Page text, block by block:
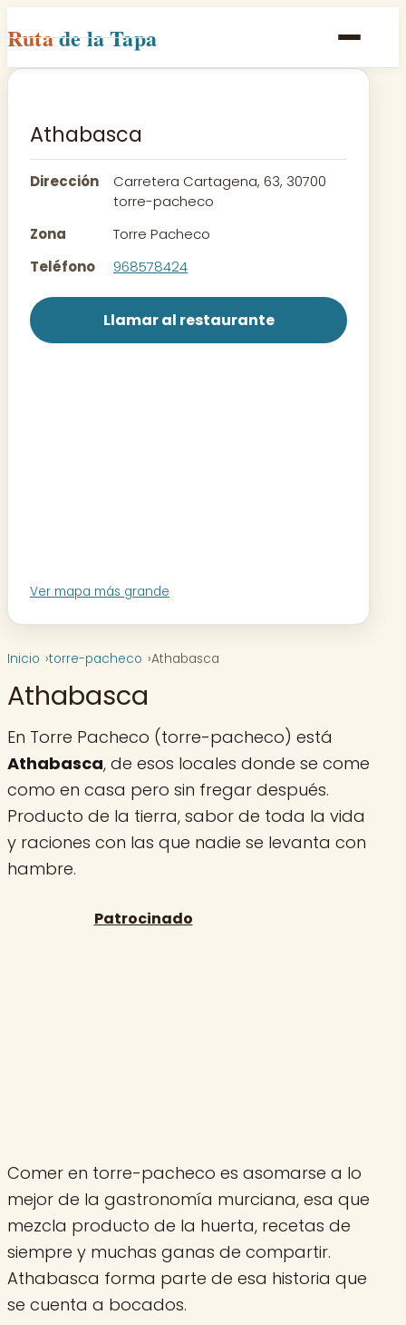
Rutade la Tapa
Inicio
Rutas
Contacto
Athabasca
Dirección
Carretera Cartagena, 63, 30700
torre-pacheco
Zona
Torre Pacheco
Teléfono
968578424
Llamar al restaurante
Ver mapa más grande
Inicio torre-pacheco Athabasca
Athabasca
En Torre Pacheco (torre-pacheco) está
Athabasca, de esos locales donde se come
como en casa pero sin fregar después.
Producto de la tierra, sabor de toda la vida
y raciones con las que nadie se levanta con
hambre.
Comer en torre-pacheco es asomarse a lo
mejor de la gastronomía murciana, esa que
mezcla producto de la huerta, recetas de
siempre y muchas ganas de compartir.
Athabasca forma parte de esa historia que
se cuenta a bocados.